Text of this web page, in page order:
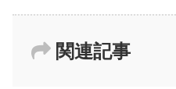
関連記事